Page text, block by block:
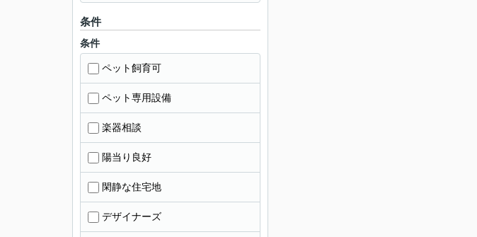
条件
条件
ペット飼育可
ペット専用設備
楽器相談
陽当り良好
閑静な住宅地
デザイナーズ